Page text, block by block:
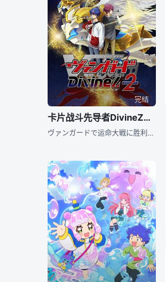
完结
卡片战斗先导者DivineZ第二季
ヴァンガードで运命大戦に胜利し、妹ヒカリの健康を叶えた明导アキナ。 运命者カードの所有者たちを招集したガブエリウスは、运命大戦の真の目的を明かす。 そして现れるもう一体のぬいぐるみ、シヴィルト